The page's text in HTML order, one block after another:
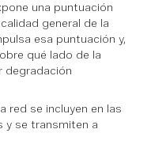
una puntuación
general de la
esa puntuación y,
qué lado de la
degradación
red se incluyen en las
y se transmiten a